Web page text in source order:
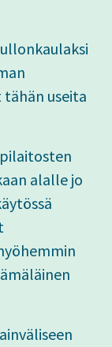
useita
alalle jo